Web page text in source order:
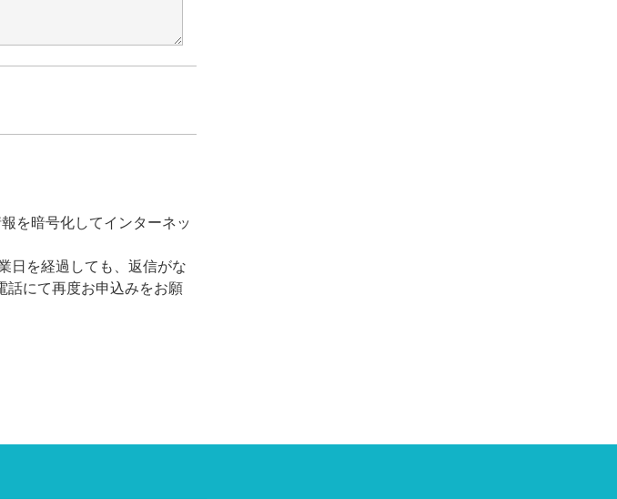
を暗号化してインターネッ
日を経過しても、返信がな
話にて再度お申込みをお願